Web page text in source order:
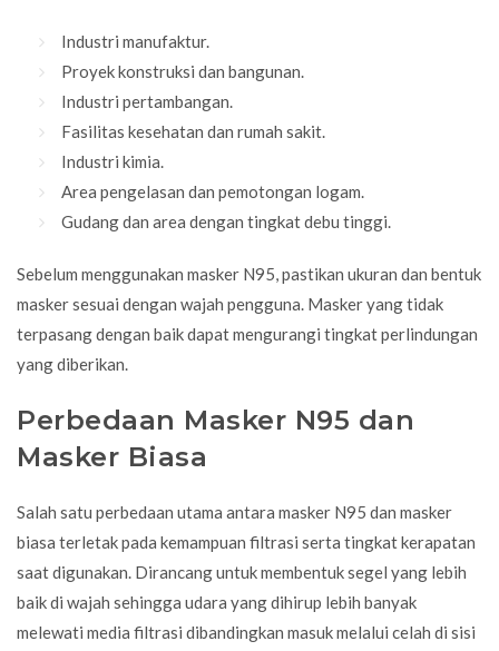
Industri manufaktur.
Proyek konstruksi dan bangunan.
Industri pertambangan.
Fasilitas kesehatan dan rumah sakit.
Industri kimia.
Area pengelasan dan pemotongan logam.
Gudang dan area dengan tingkat debu tinggi.
Sebelum menggunakan masker N95, pastikan ukuran dan bentuk
masker sesuai dengan wajah pengguna. Masker yang tidak
terpasang dengan baik dapat mengurangi tingkat perlindungan
yang diberikan.
Perbedaan Masker N95 dan
Masker Biasa
Salah satu perbedaan utama antara masker N95 dan masker
biasa terletak pada kemampuan filtrasi serta tingkat kerapatan
saat digunakan. Dirancang untuk membentuk segel yang lebih
baik di wajah sehingga udara yang dihirup lebih banyak
melewati media filtrasi dibandingkan masuk melalui celah di sisi